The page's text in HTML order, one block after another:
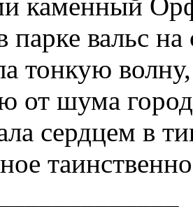
парке вальс
тонкую волну,
от шума
сердцем в